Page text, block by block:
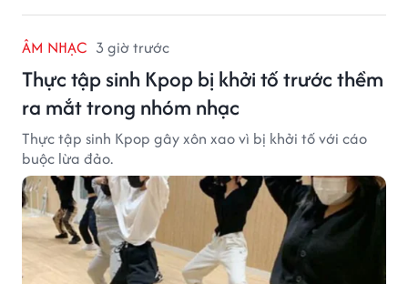
ÂM NHẠC 3 giờ trước
Thực tập sinh Kpop bị khởi tố trước thềm
ra mắt trong nhóm nhạc
Thực tập sinh Kpop gây xôn xao vì bị khởi tố với cáo
buộc lừa đảo.